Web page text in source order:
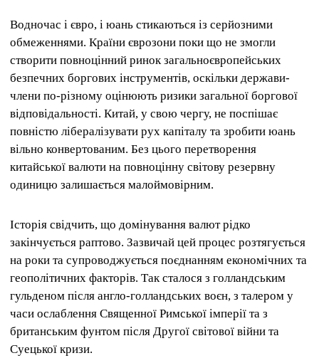
Водночас і євро, і юань стикаються із серйозними
обмеженнями. Країни єврозони поки що не змогли
створити повноцінний ринок загальноєвропейських
безпечних боргових інструментів, оскільки держави-
члени по-різному оцінюють ризики загальної боргової
відповідальності. Китай, у свою чергу, не поспішає
повністю лібералізувати рух капіталу та зробити юань
вільно конвертованим. Без цього перетворення
китайської валюти на повноцінну світову резервну
одиницю залишається малоймовірним.
Історія свідчить, що домінування валют рідко
закінчується раптово. Зазвичай цей процес розтягується
на роки та супроводжується поєднанням економічних та
геополітичних факторів. Так сталося з голландським
гульденом після англо-голландських воєн, з талером у
часи ослаблення Священної Римської імперії та з
британським фунтом після Другої світової війни та
Суецької кризи.